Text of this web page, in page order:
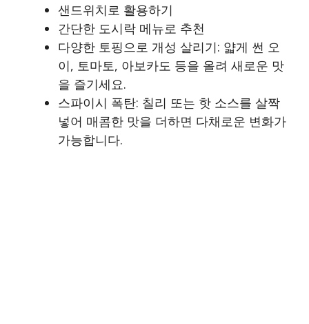
샌드위치로 활용하기
간단한 도시락 메뉴로 추천
다양한 토핑으로 개성 살리기: 얇게 썬 오
이, 토마토, 아보카도 등을 올려 새로운 맛
을 즐기세요.
스파이시 폭탄: 칠리 또는 핫 소스를 살짝
넣어 매콤한 맛을 더하면 다채로운 변화가
가능합니다.